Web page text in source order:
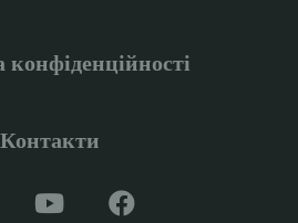
конфіденційності
Контакти